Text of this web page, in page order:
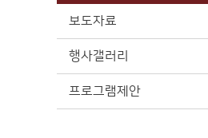
보도자료
행사갤러리
프로그램제안